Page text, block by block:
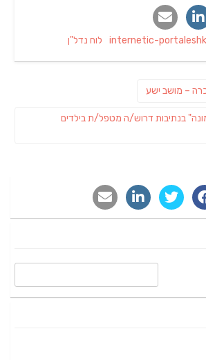
internetic-
Categories
לוח נדל"ן
– מושב ישע
בנתיבות דרוש/ה מטפל/ת בילדים